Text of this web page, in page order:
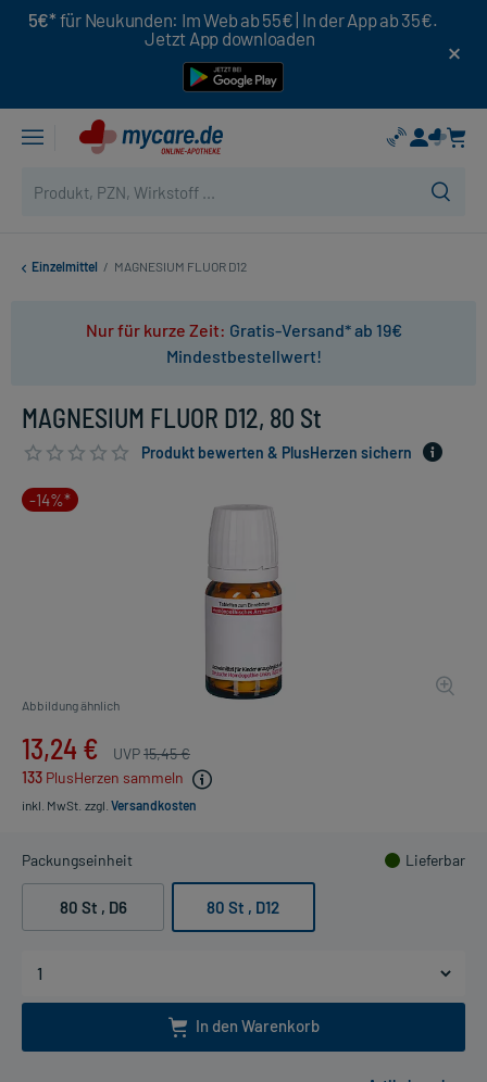
5€* für Neukunden: Im Web ab 55€ | In der App ab 35€.
Jetzt App downloaden
Einzelmittel / MAGNESIUM FLUOR D12
Nur für kurze Zeit: Gratis-Versand* ab 19€
Mindestbestellwert!
MAGNESIUM FLUOR D12, 80 St
Produkt bewerten & PlusHerzen sichern
-14%*
Abbildung ähnlich
13,24 € UVP15,45 €
133 PlusHerzen sammeln
inkl. MwSt. zzgl. Versandkosten
Packungseinheit Lieferbar
80 St , D6 80 St , D12
In den Warenkorb